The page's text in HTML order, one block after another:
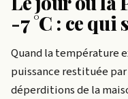
-7 °C : ce qui
Quand la température
puissance restituée par
déperditions de la